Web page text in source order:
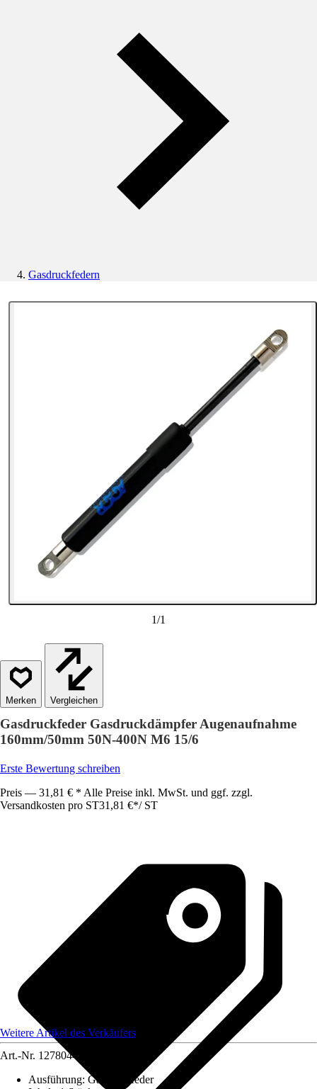
Gasdruckfedern
1/1
Vergleichen
Gasdruckfeder Gasdruckdämpfer Augenaufnahme
160mm/50mm 50N-400N M6 15/6
Erste Bewertung schreiben
Preis — 31,81 € * Alle Preise inkl. MwSt. und ggf. zzgl.
Versandkosten pro ST31,81 €*/ ST
Weitere Artikel des Verkäufers
Art.-Nr. 12780449
Ausführung: Gasdruckfeder